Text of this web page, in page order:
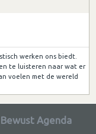
werken ons biedt.
te luisteren naar wat er
voelen met de wereld
Bewust Agenda